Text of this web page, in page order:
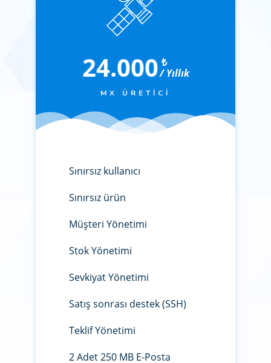
24.000 ₺
/ Yıllık
MX ÜRETICI
Sınırsız kullanıcı
Sınırsız ürün
Müşteri Yönetimi
Stok Yönetimi
Sevkiyat Yönetimi
Satış sonrası destek (SSH)
Teklif Yönetimi
2 Adet 250 MB E-Posta